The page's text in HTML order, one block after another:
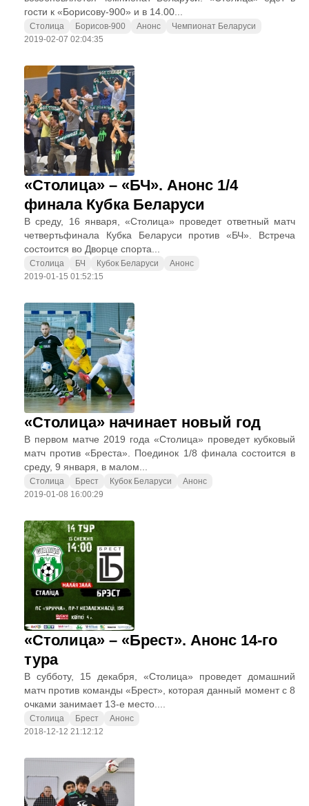
гости к «Борисову-900» и в 14.00...
Столица Борисов-900 Анонс
Чемпионат Беларуси
2019-02-07 02:04:35
«Столица» – «БЧ». Анонс 1/4
финала Кубка Беларуси
В среду, 16 января, «Столица» проведет ответный матч
четвертьфинала Кубка Беларуси против «БЧ». Встреча
состоится во Дворце спорта...
Столица БЧ Кубок Беларуси
Анонс
2019-01-15 01:52:15
«Столица» начинает новый год
В первом матче 2019 года «Столица» проведет кубковый
матч против «Бреста». Поединок 1/8 финала состоится в
среду, 9 января, в малом...
Столица Брест Кубок Беларуси
Анонс
2019-01-08 16:00:29
«Столица» – «Брест». Анонс 14-го
тура
В субботу, 15 декабря, «Столица» проведет домашний
матч против команды «Брест», которая данный момент с 8
очками занимает 13-е место....
Столица Брест
Анонс
2018-12-12 21:12:12